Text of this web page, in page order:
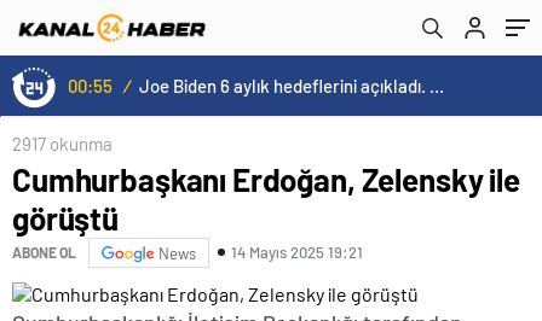
00:55 / Joe Biden 6 aylık hedeflerini açıkladı. Senato buz gibi…
2917 okunma
Cumhurbaşkanı Erdoğan, Zelensky ile
görüştü
ABONE OL News 14 Mayıs 2025 19:21